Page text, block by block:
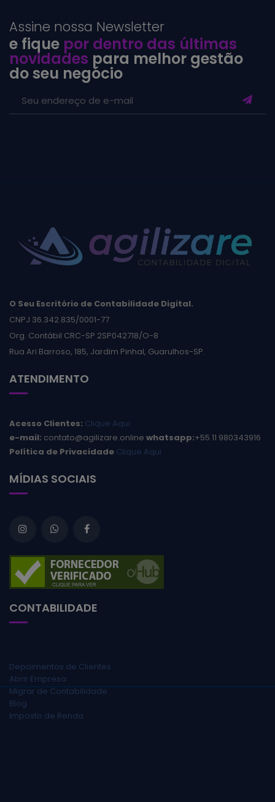
Assine nossa Newsletter
e fique por dentro das últimas
novidades para melhor gestão
do seu negócio
O Seu Escritório de Contabilidade Digital.
CNPJ 36.342.835/0001-77
Org. Contábil CRC-SP 2SP042718/O-8
Rua Ari Barroso, 185, Jardim Pinhal, Guarulhos-SP.
ATENDIMENTO
Acesso Clientes: Clique Aqui
e-mail: contato@agilizare.online whatsapp:+55 11 980343916
Política de Privacidade Clique Aqui
MÍDIAS SOCIAIS
CONTABILIDADE
Depoimentos de Clientes
Abrir Empresa
Migrar de Contabilidade
Blog
Imposto de Renda